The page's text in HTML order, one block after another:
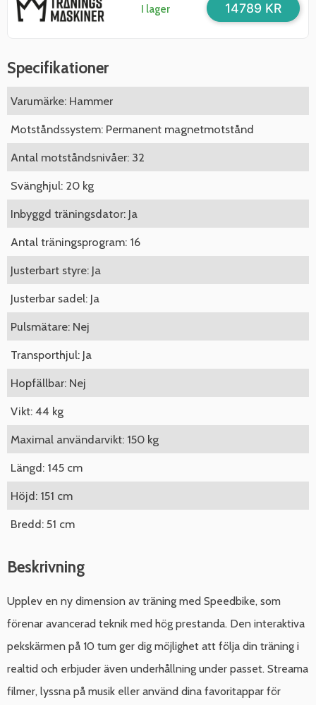
I lager 14789 KR
Specifikationer
Varumärke: Hammer
Motståndssystem: Permanent magnetmotstånd
Antal motståndsnivåer: 32
Svänghjul: 20 kg
Inbyggd träningsdator: Ja
Antal träningsprogram: 16
Justerbart styre: Ja
Justerbar sadel: Ja
Pulsmätare: Nej
Transporthjul: Ja
Hopfällbar: Nej
Vikt: 44 kg
Maximal användarvikt: 150 kg
Längd: 145 cm
Höjd: 151 cm
Bredd: 51 cm
Beskrivning
Upplev en ny dimension av träning med Speedbike, som
förenar avancerad teknik med hög prestanda. Den interaktiva
pekskärmen på 10 tum ger dig möjlighet att följa din träning i
realtid och erbjuder även underhållning under passet. Streama
filmer, lyssna på musik eller använd dina favoritappar för